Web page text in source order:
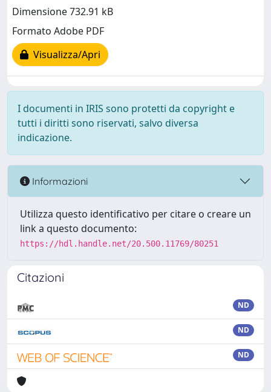
Dimensione 732.91 kB
Formato Adobe PDF
Visualizza/Apri
I documenti in IRIS sono protetti da copyright e
tutti i diritti sono riservati, salvo diversa
indicazione.
Informazioni
Utilizza questo identificativo per citare o creare un
link a questo documento:
https://hdl.handle.net/20.500.11769/80251
Citazioni
ND
ND
ND